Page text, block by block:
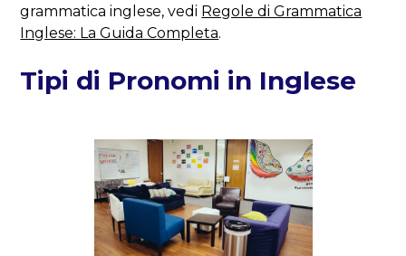
grammatica inglese, vedi Regole di Grammatica
Inglese: La Guida Completa.
Tipi di Pronomi in Inglese